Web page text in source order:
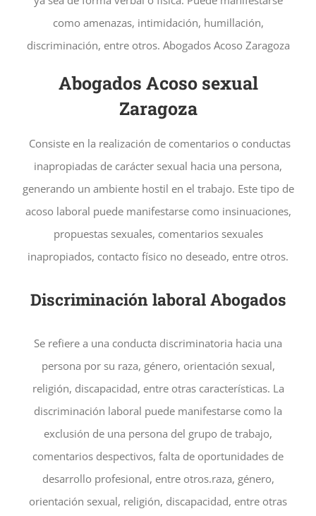
como amenazas, intimidación, humillación,
discriminación, entre otros. Abogados Acoso Zaragoza
Abogados Acoso sexual
Zaragoza
Consiste en la realización de comentarios o conductas
inapropiadas de carácter sexual hacia una persona,
generando un ambiente hostil en el trabajo. Este tipo de
acoso laboral puede manifestarse como insinuaciones,
propuestas sexuales, comentarios sexuales
inapropiados, contacto físico no deseado, entre otros.
Discriminación laboral Abogados
Se refiere a una conducta discriminatoria hacia una
persona por su raza, género, orientación sexual,
religión, discapacidad, entre otras características. La
discriminación laboral puede manifestarse como la
exclusión de una persona del grupo de trabajo,
comentarios despectivos, falta de oportunidades de
desarrollo profesional, entre otros.raza, género,
orientación sexual, religión, discapacidad, entre otras